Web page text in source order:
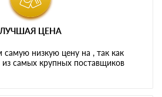
ЛУЧШАЯ ЦЕНА
низкую цену на , так как
самых крупных поставщиков